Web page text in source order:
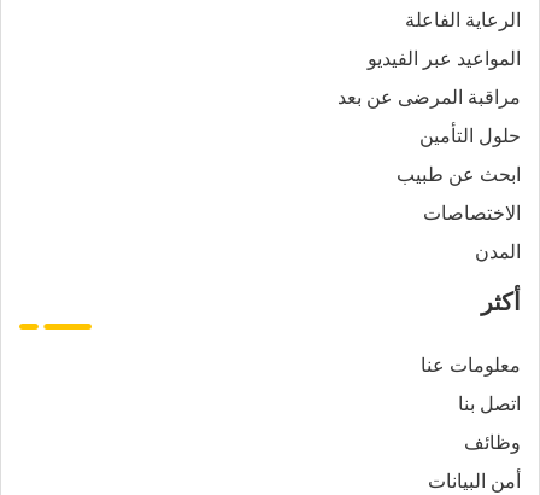
الرعاية الفاعلة
المواعيد عبر الفيديو
مراقبة المرضى عن بعد
حلول التأمين
ابحث عن طبيب
الاختصاصات
المدن
أكثر
معلومات عنا
اتصل بنا
وظائف
أمن البيانات